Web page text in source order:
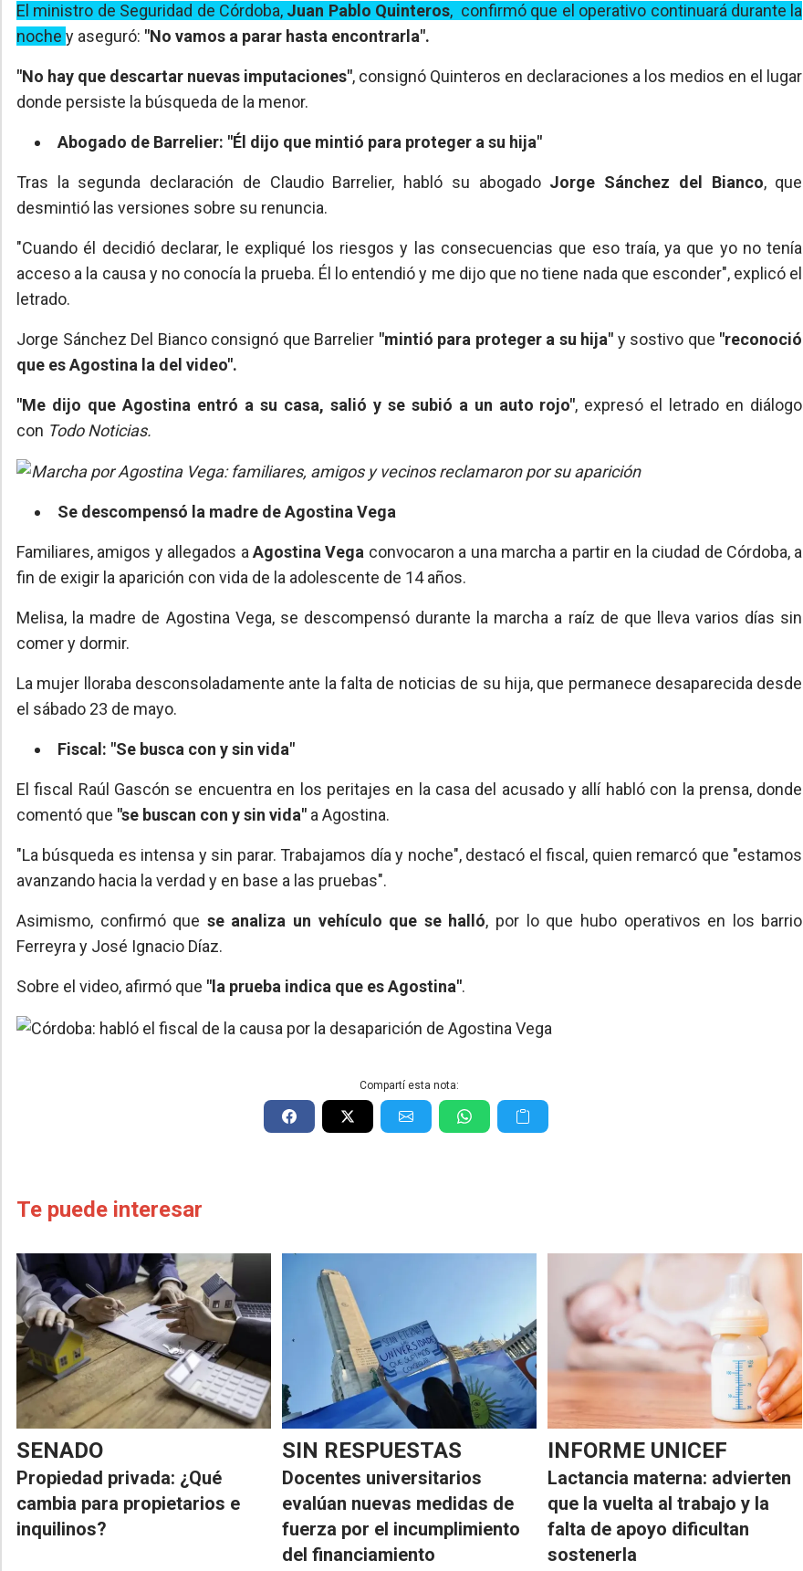
El ministro de Seguridad de Córdoba, Juan Pablo Quinteros, confirmó que el operativo continuará durante la
noche y aseguró: "No vamos a parar hasta encontrarla".
"No hay que descartar nuevas imputaciones", consignó Quinteros en declaraciones a los medios en el lugar
donde persiste la búsqueda de la menor.
Abogado de Barrelier: "Él dijo que mintió para proteger a su hija"
Tras la segunda declaración de Claudio Barrelier, habló su abogado Jorge Sánchez del Bianco, que
desmintió las versiones sobre su renuncia.
"Cuando él decidió declarar, le expliqué los riesgos y las consecuencias que eso traía, ya que yo no tenía
acceso a la causa y no conocía la prueba. Él lo entendió y me dijo que no tiene nada que esconder", explicó el
letrado.
Jorge Sánchez Del Bianco consignó que Barrelier "mintió para proteger a su hija" y sostivo que "reconoció
que es Agostina la del video".
"Me dijo que Agostina entró a su casa, salió y se subió a un auto rojo", expresó el letrado en diálogo
con Todo Noticias.
Se descompensó la madre de Agostina Vega
Familiares, amigos y allegados aAgostina Vega convocaron a una marcha a partir en la ciudad de Córdoba, a
fin de exigir la aparición con vida de la adolescente de 14 años.
Melisa, la madre de Agostina Vega, se descompensó durante la marcha a raíz de que lleva varios días sin
comer y dormir.
La mujer lloraba desconsoladamente ante la falta de noticias de su hija, que permanece desaparecida desde
el sábado 23 de mayo.
Fiscal: "Se busca con y sin vida"
El fiscal Raúl Gascón se encuentra en los peritajes en la casa del acusado y allí habló con la prensa, donde
comentó que "se buscan con y sin vida" a Agostina.
"La búsqueda es intensa y sin parar. Trabajamos día y noche", destacó el fiscal, quien remarcó que "estamos
avanzando hacia la verdad y en base a las pruebas".
Asimismo, confirmó que se analiza un vehículo que se halló, por lo que hubo operativos en los barrio
Ferreyra y José Ignacio Díaz.
Sobre el video, afirmó que "la prueba indica que es Agostina".
Compartí esta nota:
Te puede interesar
SENADO
Propiedad privada: ¿Qué
cambia para propietarios e
inquilinos?
SIN RESPUESTAS
Docentes universitarios
evalúan nuevas medidas de
fuerza por el incumplimiento
del financiamiento
INFORME UNICEF
Lactancia materna: advierten
que la vuelta al trabajo y la
falta de apoyo dificultan
sostenerla